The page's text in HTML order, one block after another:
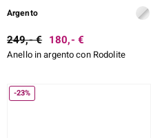
Argento
249,- € 180,- €
Anello in argento con Rodolite
-23%